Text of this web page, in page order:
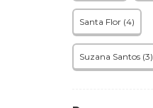
Santa Flor (4)
Suzana Santos (3)